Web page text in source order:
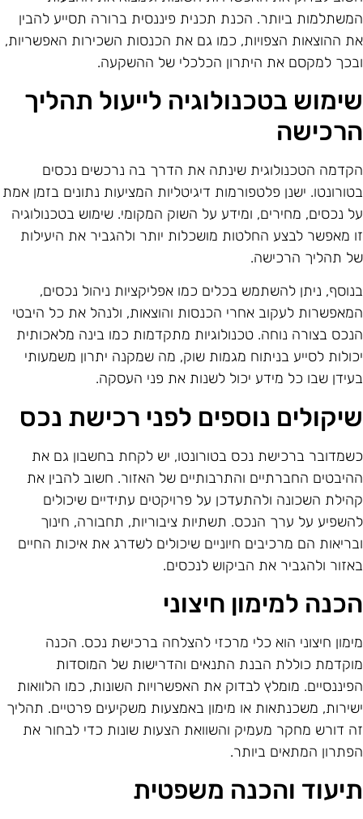
ביותר. הכנת תכנית פיננסית ברורה תסייע להבין
ההוצאות הצפויות, כמו גם את הכנסות השכירות האפשריות,
למקסם את היתרון הכלכלי של ההשקעה.
בטכנולוגיה לייעול תהליך
הטכנולוגית שינתה את הדרך בה נרכשים נכסים
ישנן פלטפורמות דיגיטליות המציעות נתונים בזמן אמת
נכסים, מחירים, ומידע על השוק המקומי. שימוש בטכנולוגיה
מאפשר לבצע החלטות מושכלות יותר ולהגביר את היעילות
תהליך הרכישה.
ניתן להשתמש בכלים כמו אפליקציות ניהול נכסים,
לעקוב אחרי הכנסות והוצאות, ולנהל את כל היבטי
בצורה נוחה. טכנולוגיות מתקדמות כמו בינה מלאכותית
לסייע בניתוח מגמות שוק, מה שמקנה יתרון משמעותי
שבו כל מידע יכול לשנות את פני העסקה.
נוספים לפני רכישת נכס
ברכישת נכס בטורונטו, יש לקחת בחשבון גם את
החברתיים והתרבותיים של האזור. חשוב להבין את
השכונה ולהתעדכן על פרויקטים עתידיים שיכולים
על ערך הנכס. תשתיות ציבוריות, תחבורה, חינוך
הם מרכיבים חיוניים שיכולים לשדרג את איכות החיים
ולהגביר את הביקוש לנכסים.
למימון חיצוני
חיצוני הוא כלי מרכזי להצלחה ברכישת נכס. הכנה
כוללת הבנת התנאים והדרישות של המוסדות
מומלץ לבדוק את האפשרויות השונות, כמו הלוואות
משכנתאות או מימון באמצעות משקיעים פרטיים. תהליך
דורש מחקר מעמיק והשוואת הצעות שונות כדי לבחור את
המתאים ביותר.
והכנה משפטית